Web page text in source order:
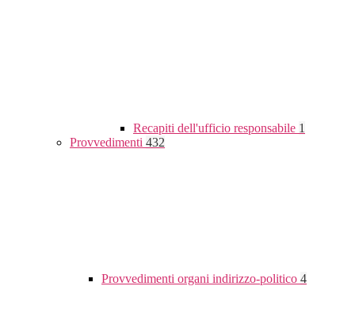
Recapiti dell'ufficio responsabile 1
Provvedimenti 432
Provvedimenti organi indirizzo-politico 4